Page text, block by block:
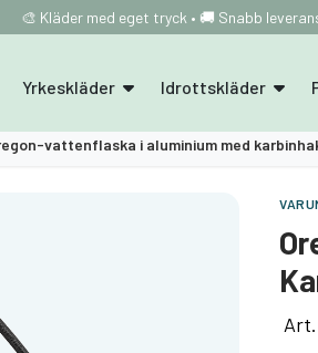
🎨 Kläder med eget tryck • 🚚 Snabb
Yrkeskläder Idrottskläder
vattenflaska i aluminium med